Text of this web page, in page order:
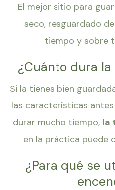
El mejor sitio para
seco, resguardado
tiempo y sobre
¿Cuánto dura
Si la tienes bien
las características
durar mucho tiempo, la
en la práctica puede
¿Para qué se